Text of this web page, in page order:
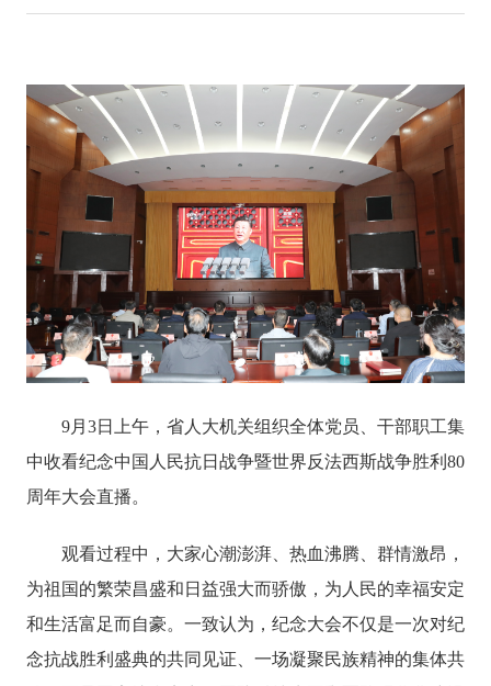
9月3日上午，省人大机关组织全体党员、干部职工集
中收看纪念中国人民抗日战争暨世界反法西斯战争胜利80
周年大会直播。
观看过程中，大家心潮澎湃、热血沸腾、群情激昂，
为祖国的繁荣昌盛和日益强大而骄傲，为人民的幸福安定
和生活富足而自豪。一致认为，纪念大会不仅是一次对纪
念抗战胜利盛典的共同见证、一场凝聚民族精神的集体共